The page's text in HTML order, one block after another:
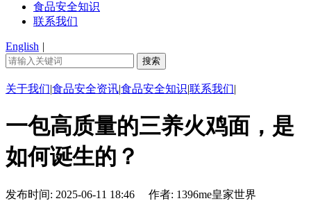
食品安全知识
联系我们
English |
关于我们|食品安全资讯|食品安全知识|联系我们|
一包高质量的三养火鸡面，是
如何诞生的？
发布时间: 2025-06-11 18:46 作者: 1396me皇家世界